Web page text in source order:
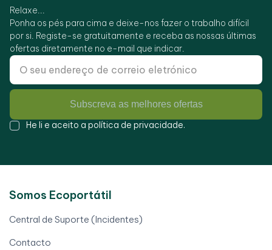
Relaxe...
Ponha os pés para cima e deixe-nos fazer o trabalho difícil
por si. Registe-se gratuitamente e receba as nossas últimas
ofertas diretamente no e-mail que indicar.
Subscreva as melhores ofertas
He li e aceito a política de privacidade.
Somos Ecoportátil
Central de Suporte (Incidentes)
Contacto